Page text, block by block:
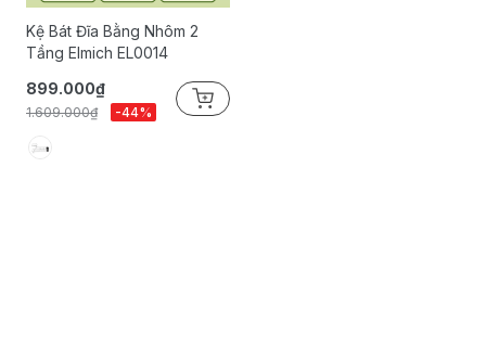
Kệ Bát Đĩa Bằng Nhôm 2
Tầng Elmich EL0014
899.000₫
1.609.000₫ -44%